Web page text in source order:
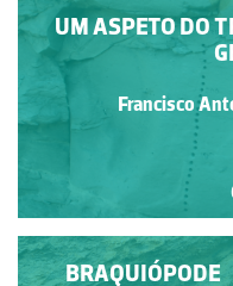
UM ASPETO DO
Francisco
É POR ALI...O
BRAQUIÓPODE